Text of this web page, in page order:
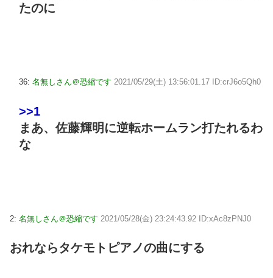
たのに
36: 名無しさん＠恐縮です 2021/05/29(土) 13:56:01.17 ID:crJ6o5Qh0
>>1
まあ、佐藤輝明に逆転ホームラン打たれるわ
な
2: 名無しさん＠恐縮です 2021/05/28(金) 23:24:43.92 ID:xAc8zPNJ0
おれならタケモトピアノの曲にする